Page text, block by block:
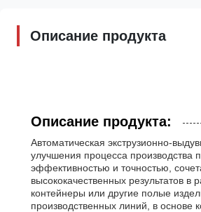
Описание продукта
Описание продукта:
Автоматическая экструзионно-
улучшения процесса производства
эффективностью и точностью,
высококачественных результатов
контейнеры или другие полые
производственных линий, в основе